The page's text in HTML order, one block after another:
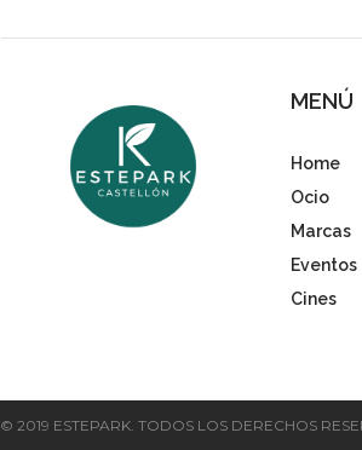
MENÚ
Home
Ocio
Marcas
Eventos
Cines
© 2019 ESTEPARK. TODOS LOS DERECHOS